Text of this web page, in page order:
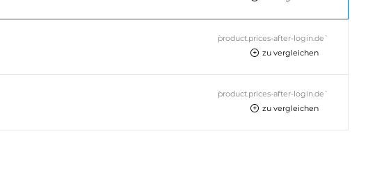
`product.prices-after-login.de`
zu vergleichen
`product.prices-after-login.de`
zu vergleichen